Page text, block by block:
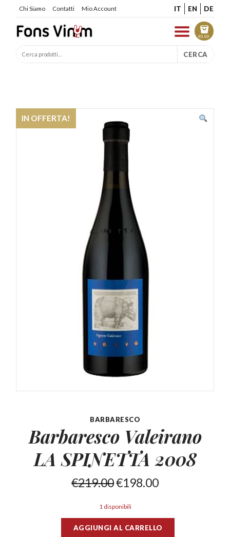
Chi Siamo Contatti Mio Account IT EN DE
€0.00
CERCA
IN OFFERTA!
BARBARESCO
Barbaresco Valeirano
LA SPINETTA 2008
€219.00€198.00
1 disponibili
AGGIUNGI AL CARRELLO